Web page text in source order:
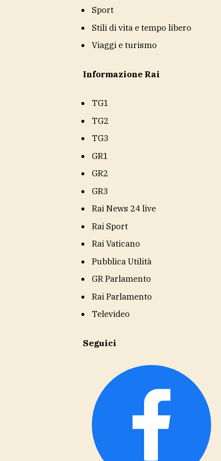
Sport
Stili di vita e tempo libero
Viaggi e turismo
Informazione Rai
TG1
TG2
TG3
GR1
GR2
GR3
Rai News 24 live
Rai Sport
Rai Vaticano
Pubblica Utilità
GR Parlamento
Rai Parlamento
Televideo
Seguici